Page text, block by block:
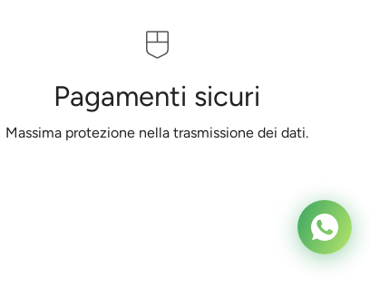
Pagamenti sicuri
Massima protezione nella trasmissione dei dati.